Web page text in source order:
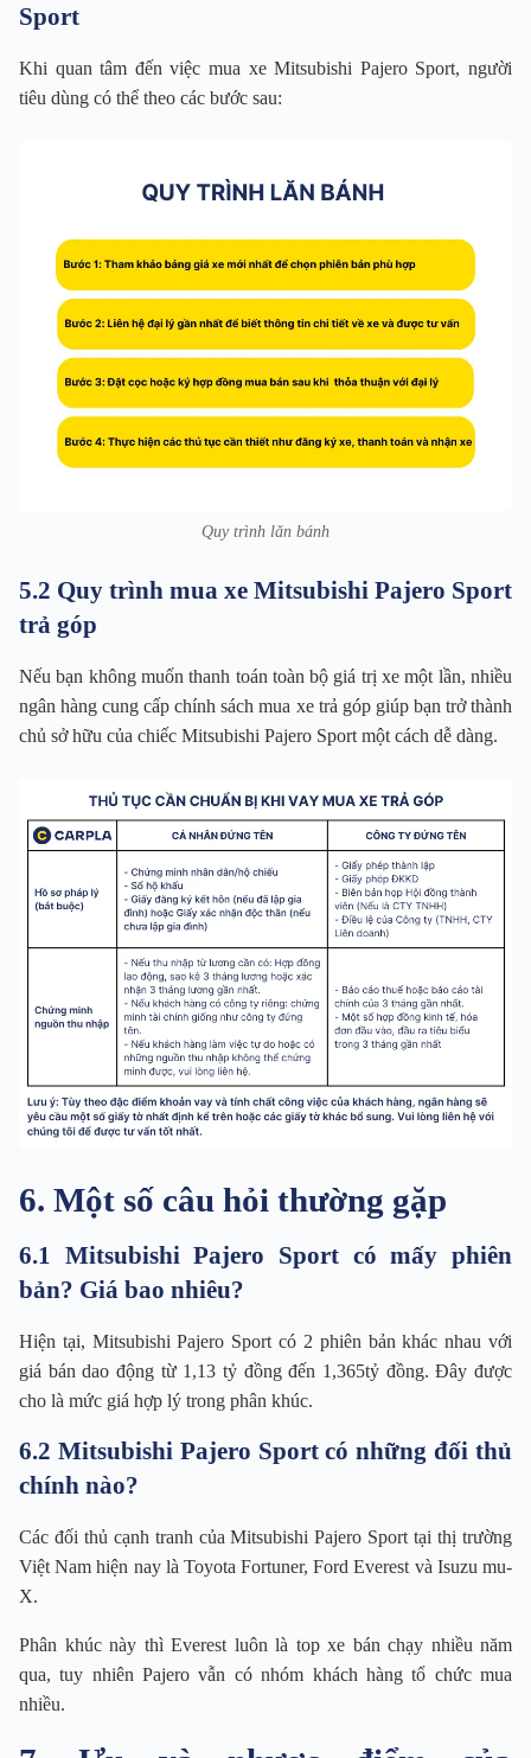
Sport
Khi quan tâm đến việc mua xe Mitsubishi Pajero Sport, người
tiêu dùng có thể theo các bước sau:
Quy trình lăn bánh
5.2 Quy trình mua xe Mitsubishi Pajero Sport
trả góp
Nếu bạn không muốn thanh toán toàn bộ giá trị xe một lần, nhiều
ngân hàng cung cấp chính sách mua xe trả góp giúp bạn trở thành
chủ sở hữu của chiếc Mitsubishi Pajero Sport một cách dễ dàng.
6. Một số câu hỏi thường gặp
6.1 Mitsubishi Pajero Sport có mấy phiên
bản? Giá bao nhiêu?
Hiện tại, Mitsubishi Pajero Sport có 2 phiên bản khác nhau với
giá bán dao động từ 1,13 tỷ đồng đến 1,365tỷ đồng. Đây được
cho là mức giá hợp lý trong phân khúc.
6.2 Mitsubishi Pajero Sport có những đối thủ
chính nào?
Các đối thủ cạnh tranh của Mitsubishi Pajero Sport tại thị trường
Việt Nam hiện nay là Toyota Fortuner, Ford Everest và Isuzu mu-
X.
Phân khúc này thì Everest luôn là top xe bán chạy nhiều năm
qua, tuy nhiên Pajero vẫn có nhóm khách hàng tổ chức mua
nhiều.